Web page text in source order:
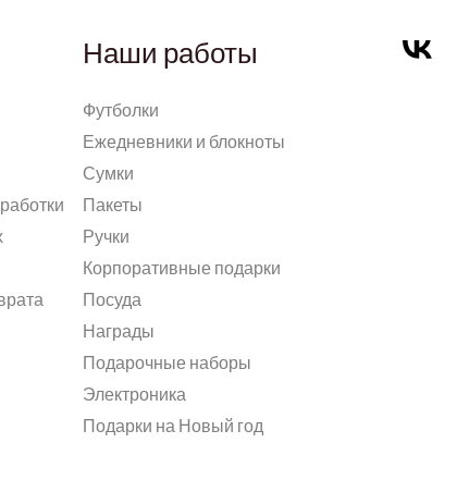
Наши работы
Футболки
Ежедневники и блокноты
Сумки
Пакеты
Ручки
Корпоративные подарки
Посуда
Награды
Подарочные наборы
Электроника
Подарки на Новый год